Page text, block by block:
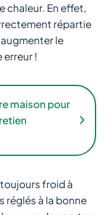
chaleur. En effet,
répartie
le
!
maison pour
froid à
réglés à la bonne